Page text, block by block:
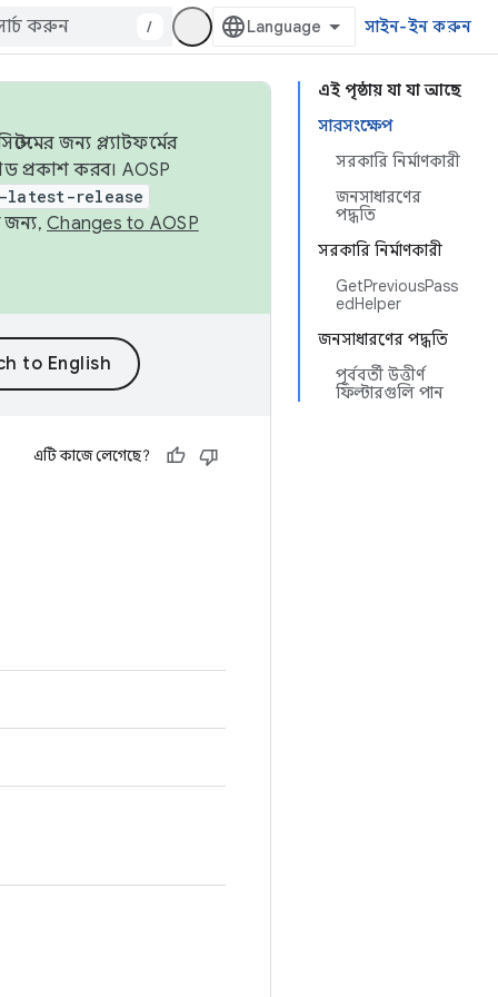
/ সাইন-ইন করুন
এই পৃষ্ঠায় যা যা আছে
সারসংক্ষেপ
সরকারি নির্মাণকারী
জনসাধারণের
পদ্ধতি
সরকারি নির্মাণকারী
GetPreviousPass
edHelper
জনসাধারণের পদ্ধতি
পূর্ববর্তী উত্তীর্ণ
ফিল্টারগুলি পান
জন্য প্ল্যাটফর্মের
প্রকাশ করব। AOSP
latest-release
জন্য, Changes to AOSP
এটি কাজে লেগেছে?